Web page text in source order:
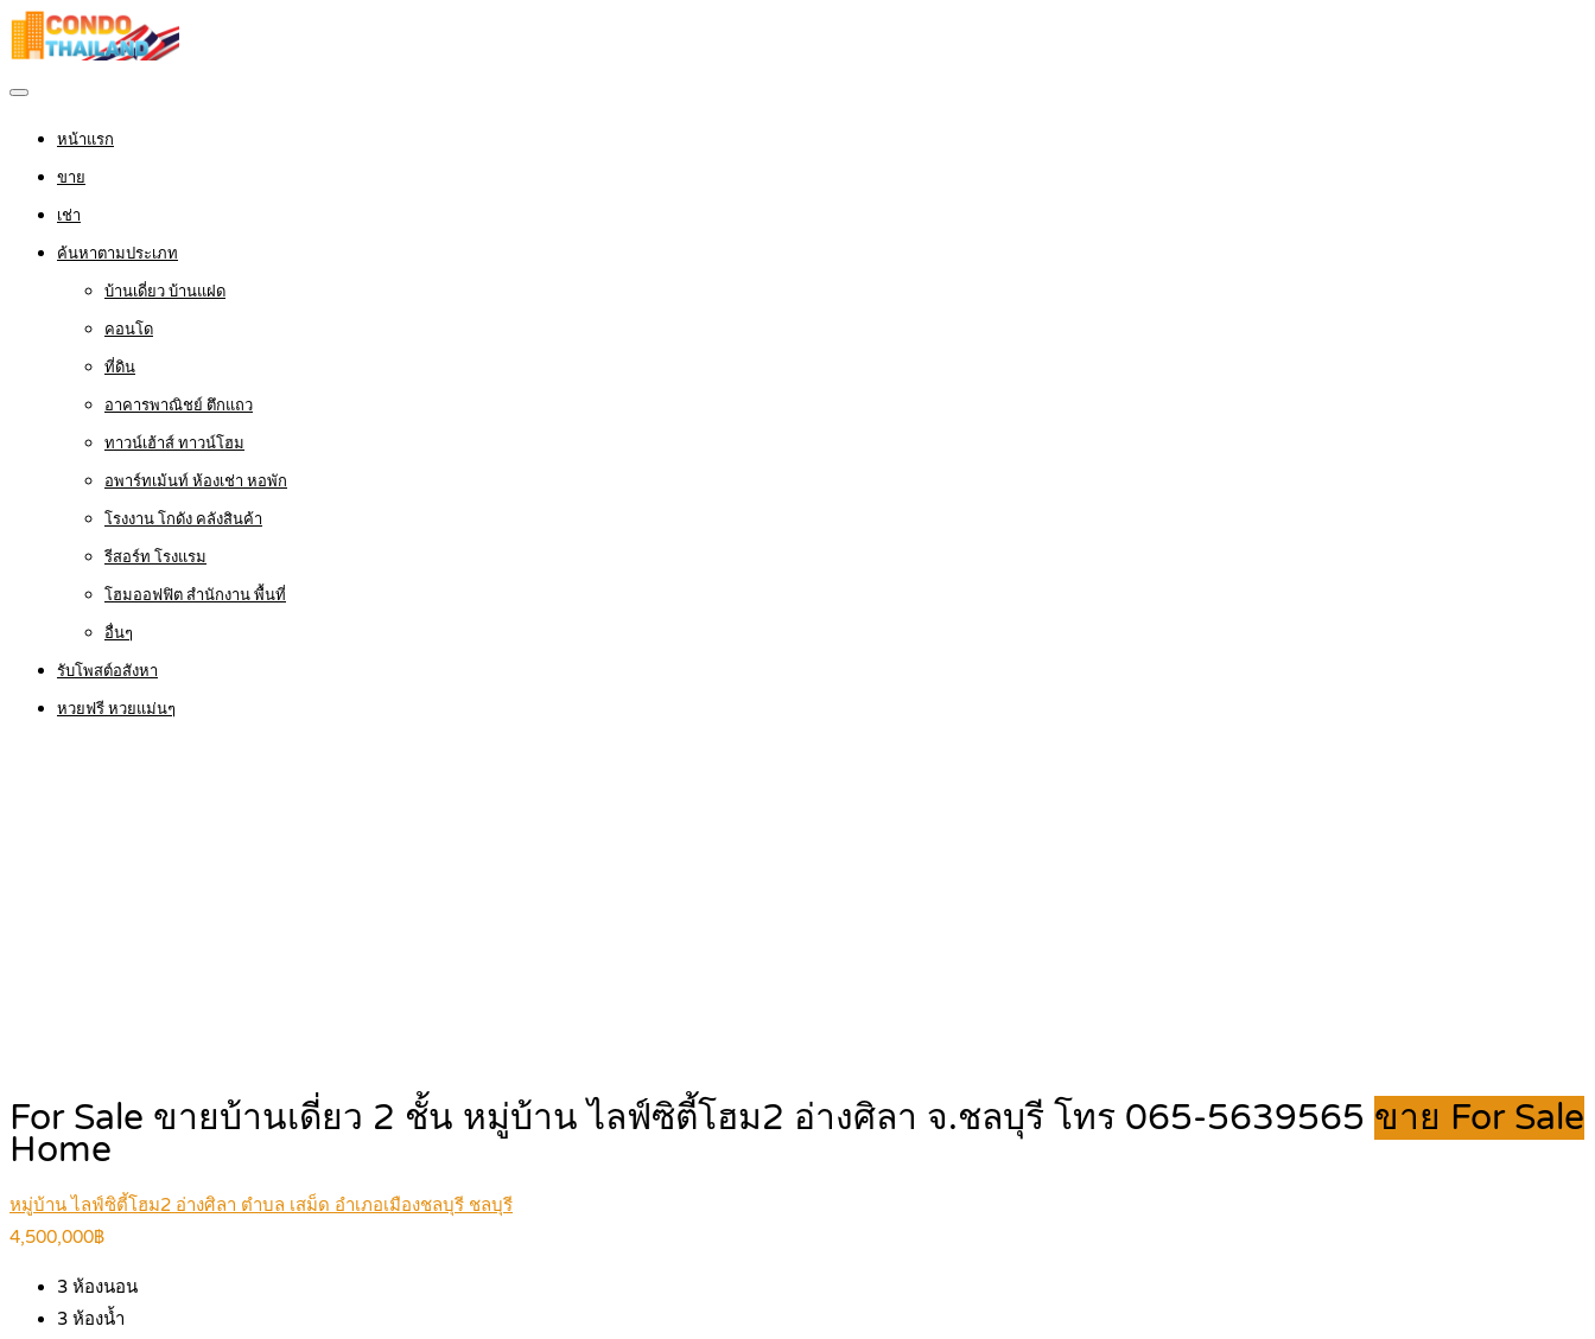
หน้าแรก
ขาย
เช่า
ค้นหาตามประเภท
บ้านเดี่ยว บ้านแฝด
คอนโด
ที่ดิน
อาคารพาณิชย์ ตึกแถว
ทาวน์เฮ้าส์ ทาวน์โฮม
อพาร์ทเม้นท์ ห้องเช่า หอพัก
โรงงาน โกดัง คลังสินค้า
รีสอร์ท โรงแรม
โฮมออฟฟิต สำนักงาน พื้นที่
อื่นๆ
รับโพสต์อสังหา
หวยฟรี หวยแม่นๆ
For Sale ขายบ้านเดี่ยว 2 ชั้น หมู่บ้าน ไลฟ์ซิตี้โฮม2 อ่างศิลา จ.ชลบุรี โทร 065-5639565 ขาย For Sale
Home
หมู่บ้าน ไลฟ์ซิตี้โฮม2 อ่างศิลา ตำบล เสม็ด อำเภอเมืองชลบุรี ชลบุรี
4,500,000฿
3 ห้องนอน
3 ห้องน้ำ